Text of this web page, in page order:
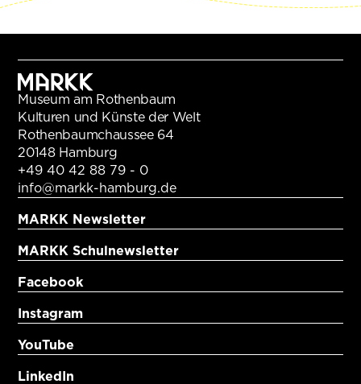
Museum am Rothenbaum
Kulturen und Künste der Welt
Rothenbaumchaussee 64
20148 Hamburg
+49 40 42 88 79 - 0
info@markk-hamburg.de
MARKK Newsletter
MARKK Schulnewsletter
Facebook
Instagram
YouTube
LinkedIn